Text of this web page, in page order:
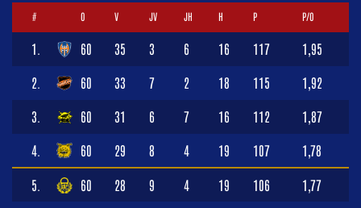
# O V JV JH H P P/O
1. 60 35 3 6 16 117 1,95
2. 60 33 7 2 18 115 1,92
3. 60 31 6 7 16 112 1,87
4. 60 29 8 4 19 107 1,78
5. 60 28 9 4 19 106 1,77